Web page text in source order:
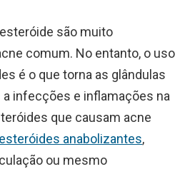
são muito
comum. No entanto, o uso
é o que torna as glândulas
infecções e inflamações na
que causam acne
esteróides anabolizantes,
ou mesmo